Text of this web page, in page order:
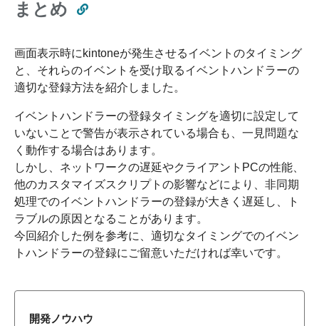
開発ノウハウ
まとめ
画面表示時にkintoneが発生させるイベントのタイミング
と、それらのイベントを受け取るイベントハンドラーの
適切な登録方法を紹介しました。
イベントハンドラーの登録タイミングを適切に設定して
いないことで警告が表示されている場合も、一見問題な
く動作する場合はあります。
しかし、ネットワークの遅延やクライアントPCの性能、
他のカスタマイズスクリプトの影響などにより、非同期
処理でのイベントハンドラーの登録が大きく遅延し、ト
ラブルの原因となることがあります。
今回紹介した例を参考に、適切なタイミングでのイベン
トハンドラーの登録にご留意いただければ幸いです。